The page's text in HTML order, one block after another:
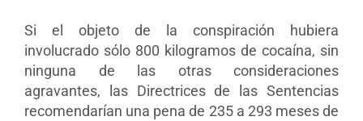
Si el objeto de la conspiración hubiera
involucrado sólo 800 kilogramos de cocaína, sin
ninguna de las otras consideraciones
agravantes, las Directrices de las Sentencias
recomendarían una pena de 235 a 293 meses de